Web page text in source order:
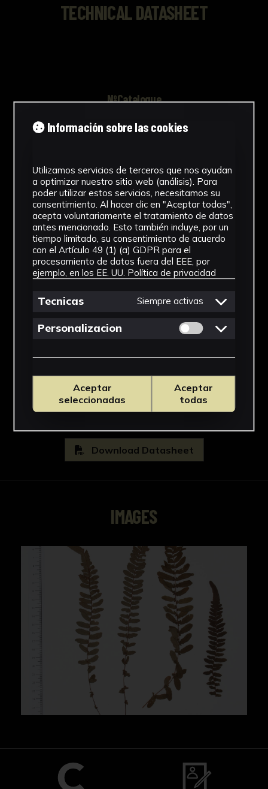
TECHNICAL DATASHEET
NºCatalogue
FHEB-03813
Muestra Botánica
Chronology
SF
Collection
Fondo Herbario
Download Datasheet
IMAGES
Información sobre las cookies
Utilizamos servicios de terceros que nos ayudan
a optimizar nuestro sitio web (análisis). Para
poder utilizar estos servicios, necesitamos su
consentimiento. Al hacer clic en "Aceptar todas",
acepta voluntariamente el tratamiento de datos
antes mencionado. Esto también incluye, por un
tiempo limitado, su consentimiento de acuerdo
con el Artículo 49 (1) (a) GDPR para el
procesamiento de datos fuera del EEE, por
ejemplo, en los EE. UU. Política de privacidad
Tecnicas Siempre activas
Personalizacion Permitir cookies
Aceptar
seleccionadas
Aceptar
todas